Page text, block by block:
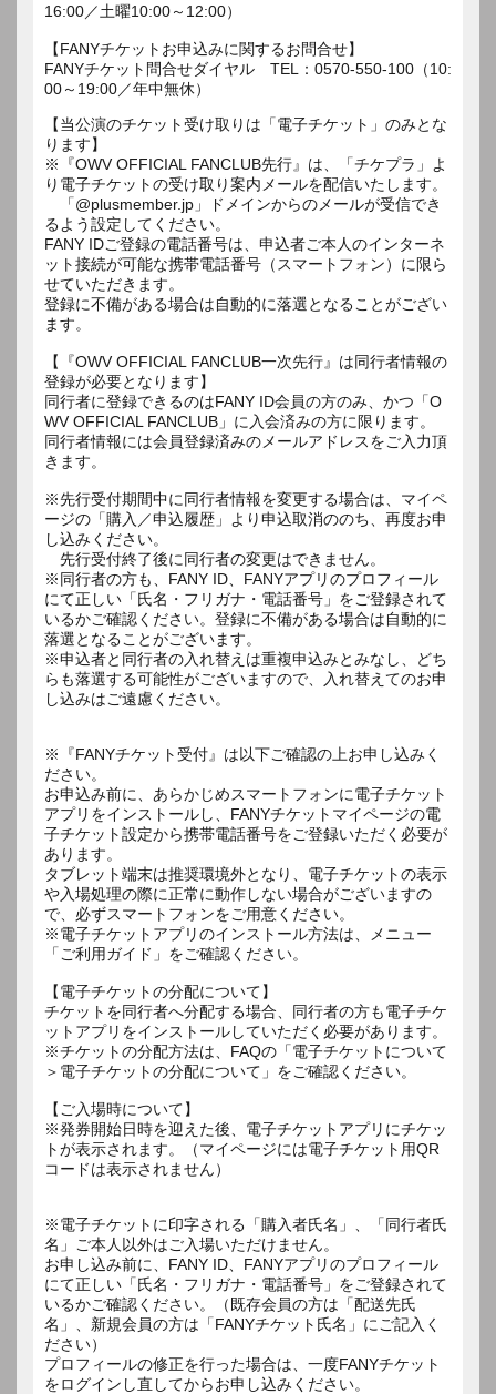
16:00／土曜10:00～12:00）
【FANYチケットお申込みに関するお問合せ】
FANYチケット問合せダイヤル TEL：0570-550-100（10:
00～19:00／年中無休）
【当公演のチケット受け取りは「電子チケット」のみとな
ります】
※『OWV OFFICIAL FANCLUB先行』は、「チケプラ」よ
り電子チケットの受け取り案内メールを配信いたします。
「@plusmember.jp」ドメインからのメールが受信でき
るよう設定してください。
FANY IDご登録の電話番号は、申込者ご本人のインターネ
ット接続が可能な携帯電話番号（スマートフォン）に限ら
せていただきます。
登録に不備がある場合は自動的に落選となることがござい
ます。
【『OWV OFFICIAL FANCLUB一次先行』は同行者情報の
登録が必要となります】
同行者に登録できるのはFANY ID会員の方のみ、かつ「O
WV OFFICIAL FANCLUB」に入会済みの方に限ります。
同行者情報には会員登録済みのメールアドレスをご入力頂
きます。
※先行受付期間中に同行者情報を変更する場合は、マイペ
ージの「購入／申込履歴」より申込取消ののち、再度お申
し込みください。
先行受付終了後に同行者の変更はできません。
※同行者の方も、FANY ID、FANYアプリのプロフィール
にて正しい「氏名・フリガナ・電話番号」をご登録されて
いるかご確認ください。登録に不備がある場合は自動的に
落選となることがございます。
※申込者と同行者の入れ替えは重複申込みとみなし、どち
らも落選する可能性がございますので、入れ替えてのお申
し込みはご遠慮ください。
※『FANYチケット受付』は以下ご確認の上お申し込みく
ださい。
お申込み前に、あらかじめスマートフォンに電子チケット
アプリをインストールし、FANYチケットマイページの電
子チケット設定から携帯電話番号をご登録いただく必要が
あります。
タブレット端末は推奨環境外となり、電子チケットの表示
や入場処理の際に正常に動作しない場合がございますの
で、必ずスマートフォンをご用意ください。
※電子チケットアプリのインストール方法は、メニュー
「ご利用ガイド」をご確認ください。
【電子チケットの分配について】
チケットを同行者へ分配する場合、同行者の方も電子チケ
ットアプリをインストールしていただく必要があります。
※チケットの分配方法は、FAQの「電子チケットについて
＞電子チケットの分配について」をご確認ください。
【ご入場時について】
※発券開始日時を迎えた後、電子チケットアプリにチケッ
トが表示されます。（マイページには電子チケット用QR
コードは表示されません）
※電子チケットに印字される「購入者氏名」、「同行者氏
名」ご本人以外はご入場いただけません。
お申し込み前に、FANY ID、FANYアプリのプロフィール
にて正しい「氏名・フリガナ・電話番号」をご登録されて
いるかご確認ください。（既存会員の方は「配送先氏
名」、新規会員の方は「FANYチケット氏名」にご記入く
ださい）
プロフィールの修正を行った場合は、一度FANYチケット
をログインし直してからお申し込みください。